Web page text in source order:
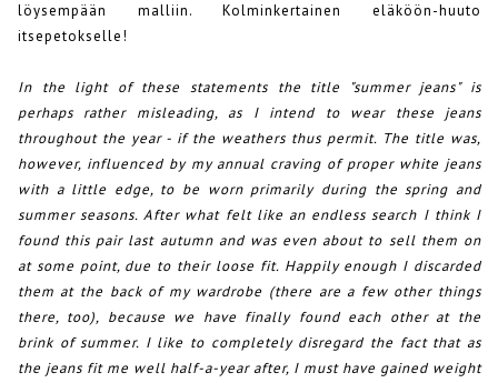
löysempään malliin. Kolminkertainen eläköön-huuto
itsepetokselle!
In the light of these statements the title "summer jeans" is
perhaps rather misleading, as I intend to wear these jeans
throughout the year - if the weathers thus permit. The title was,
however, influenced by my annual craving of proper white jeans
with a little edge, to be worn primarily during the spring and
summer seasons. After what felt like an endless search I think I
found this pair last autumn and was even about to sell them on
at some point, due to their loose fit. Happily enough I discarded
them at the back of my wardrobe (there are a few other things
there, too), because we have finally found each other at the
brink of summer. I like to completely disregard the fact that as
the jeans fit me well half-a-year after, I must have gained weight